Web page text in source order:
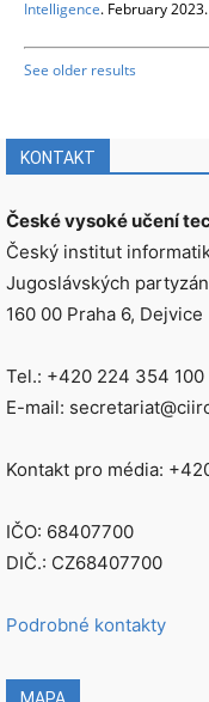
Intelligence. February 2023.
See older results
KONTAKT
České vysoké učení
Český institut
Jugoslávských
160 00 Praha 6, Dejvice
Tel.: +420 224 354 100
E-mail:
Kontakt pro média:
IČO: 68407700
DIČ.: CZ68407700
Podrobné kontakty